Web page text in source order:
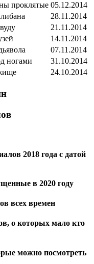
проклятые 05.12.2014
28.11.2014
21.11.2014
14.11.2014
07.11.2014
ногами
31.10.2014
24.10.2014
2018 года с датой
в 2020 году
всех времен
о которых мало кто
можно посмотреть